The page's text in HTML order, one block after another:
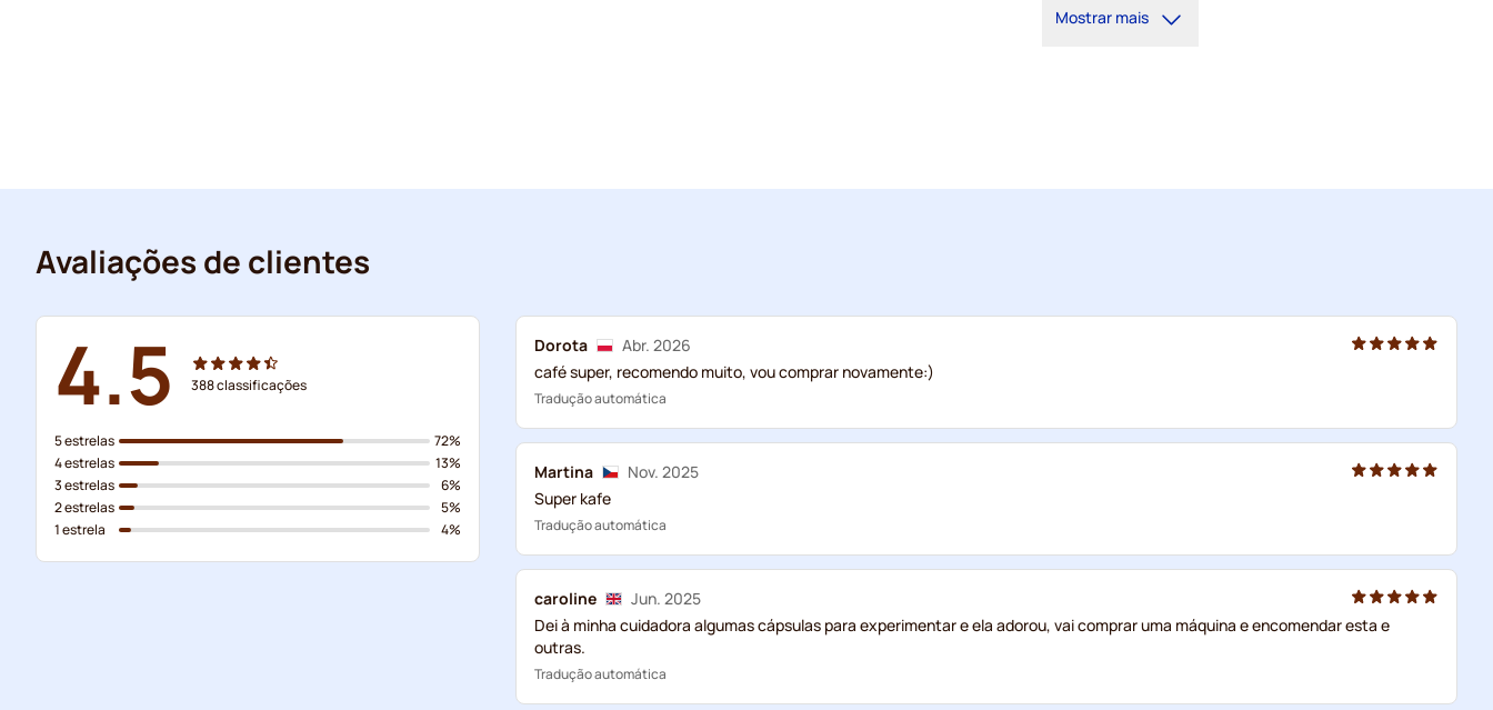
Mostrar mais
Avaliações de clientes
4.5 388classificações
5 estrelas
4 estrelas
3 estrelas
2 estrelas
1 estrela
72%
13%
6%
5%
4%
Dorota
Abr. 2026
café super, recomendo muito, vou comprar novamente:)
Tradução automática
Martina
Nov. 2025
Super kafe
Tradução automática
caroline
Jun. 2025
Dei à minha cuidadora algumas cápsulas para experimentar e ela adorou, vai comprar uma máquina e encomendar esta e
outras.
Tradução automática